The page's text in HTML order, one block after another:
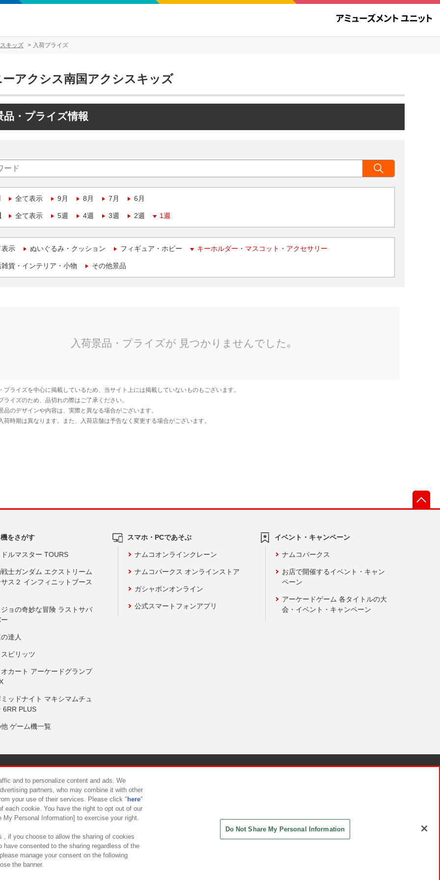
キッズ 入荷プライズ
ーアクシス南国アクシスキッズ
品・プライズ情報
全て表示 9月 8月 7月 6月
全て表示 5週 4週 3週 2週 1週
表示 ぬいぐるみ・クッション フィギュア・ホビー キーホルダー・マスコット・アクセサリー
貨・インテリア・小物 その他景品
をさがす
ルマスター TOURS
士ガンダム エクストリーム
ス２ インフィニットブース
ョの奇妙な冒険 ラストサバ
達人
ピリッツ
カート アーケードグランプ
ッドナイト マキシマムチュ
6RR PLUS
ゲーム機一覧
スマホ・PCであそぶ
ナムコオンラインクレーン
ナムコパークス オンラインストア
ガシャポンオンライン
公式スマートフォンアプリ
イベント・キャンペーン
ナムコパークス
お店で開催するイベント・キャン
ペーン
アーケードゲーム 各タイトルの大
会・イベント・キャンペーン
について カスタマーハラスメント対応方針
and to personalize content and ads. We
partners, who may combine it with other
your use of their services. Please click " here"
each cookie. You have the right to opt out of our
Personal Information] to exercise your right.
, if you choose to allow the sharing of cookies
have consented to the sharing regardless of the
manage your consent on the following
the banner.
Do Not Share My Personal Information